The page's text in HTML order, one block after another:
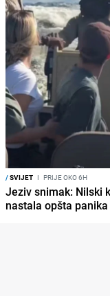
/SVIJET I PRIJE OKO 6H
Jeziv snimak: Nilski
nastala opšta panika